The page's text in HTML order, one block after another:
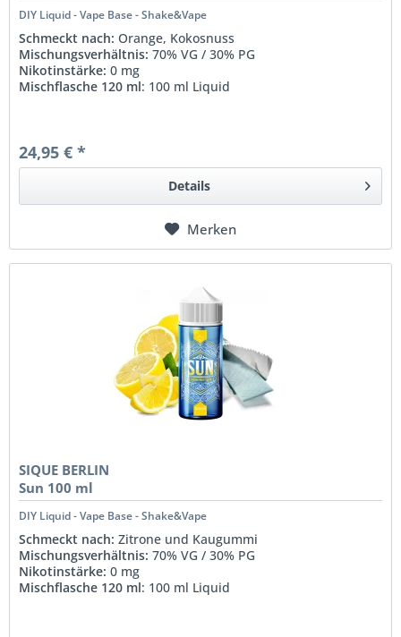
DIY Liquid - Vape Base - Shake&Vape
Schmeckt nach: Orange, Kokosnuss
Mischungsverhältnis: 70% VG / 30% PG
Nikotinstärke: 0 mg
Mischflasche 120 ml: 100 ml Liquid
24,95 € *
Details
Merken
SIQUE BERLIN
Sun 100 ml
DIY Liquid - Vape Base - Shake&Vape
Schmeckt nach: Zitrone und Kaugummi
Mischungsverhältnis: 70% VG / 30% PG
Nikotinstärke: 0 mg
Mischflasche 120 ml: 100 ml Liquid